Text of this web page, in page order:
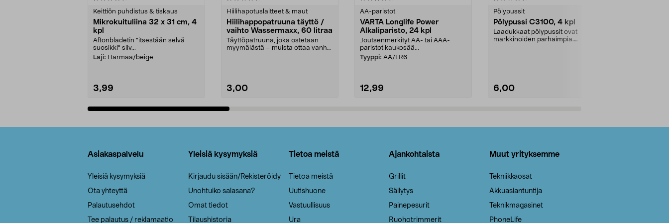
Keittiön puhdistus & tiskaus
Mikrokuituliina 32 x 31 cm, 4
kpl
Aftonbladetin "itsestään selvä
suosikki" siiv...
Laji: Harmaa/beige
3,99
Hiilihapotuslaitteet & maut
Hiilihappopatruuna täyttö /
vaihto Wassermaxx, 60 litraa
Täyttöpatruuna, joka ostetaan
myymälästä – muista ottaa vanha
3,00
AA-paristot
VARTA Longlife Power
Alkaliparisto, 24 kpl
Joutsenmerkityt AA- tai AAA-
paristot kaukosää...
Tyyppi: AA/LR6
12,99
Pölypussit
Pölypussi C3100, 4 kpl
Laadukkaat pölypussit ovat
markkinoiden parhaimpia.
6,00
Asiakaspalvelu
Yleisiä kysymyksiä
Ota yhteyttä
Palautusehdot
Tee palautus / reklamaatio
Yleisiä kysymyksiä
Kirjaudu sisään/Rekisteröidy
Unohtuiko salasana?
Omat tiedot
Tilaushistoria
Tietoa meistä
Tietoa meistä
Uutishuone
Vastuullisuus
Ura
Ajankohtaista
Grillit
Säilytys
Painepesurit
Ruohotrimmerit
Muut yrityksemme
Tekniikkaosat
Akkuasiantuntija
Teknikmagasinet
PhoneLife